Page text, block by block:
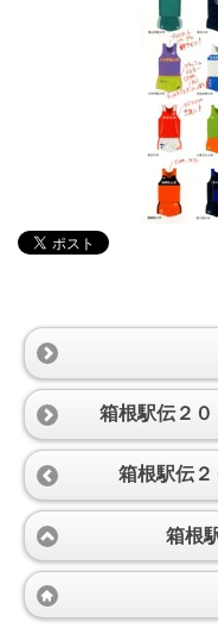
箱根駅伝２
箱根駅伝
箱根